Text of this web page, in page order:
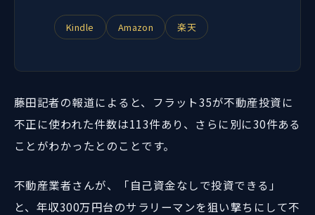
Kindle Amazon 楽天
藤田記者の報道によると、フラット35が不動産投資に
不正に使われた件数は113件あり、さらに別に30件ある
ことがわかったとのことです。
不動産業者さんが、「自己資金なしで投資できる」
と、年収300万円台のサラリーマンを狙い撃ちにして不